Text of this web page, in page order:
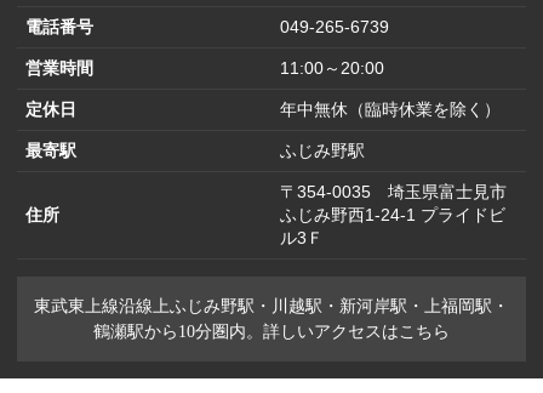
電話番号 049-265-6739
営業時間 11:00～20:00
定休日 年中無休（臨時休業を除く）
最寄駅 ふじみ野駅
住所
〒354-0035 埼玉県富士見市
ふじみ野西1-24-1 プライドビ
ル3Ｆ
東武東上線沿線上ふじみ野駅・川越駅・新河岸駅・上福岡駅・
鶴瀬駅から10分圏内。詳しいアクセスはこちら